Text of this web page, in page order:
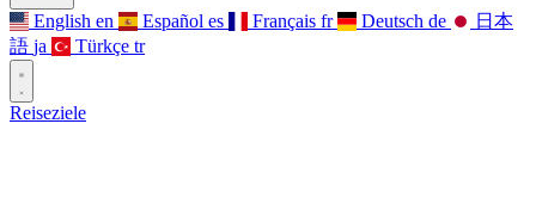
English en Español es Français fr Deutsch de
日本
語 ja Türkçe tr
Reiseziele